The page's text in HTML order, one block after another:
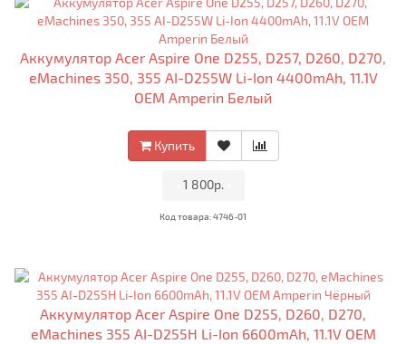
Аккумулятор Acer Aspire One D255, D257, D260, D270,
eMachines 350, 355 AI-D255W Li-Ion 4400mAh, 11.1V
OEM Amperin Белый
Купить
1 800р.
Код товара: 4746-01
Аккумулятор Acer Aspire One D255, D260, D270,
eMachines 355 AI-D255H Li-Ion 6600mAh, 11.1V OEM